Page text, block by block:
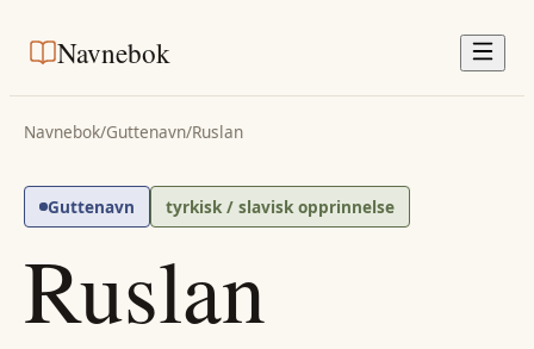
Navnebok
Navnebok/Guttenavn/Ruslan
Guttenavn tyrkisk / slavisk opprinnelse
Ruslan